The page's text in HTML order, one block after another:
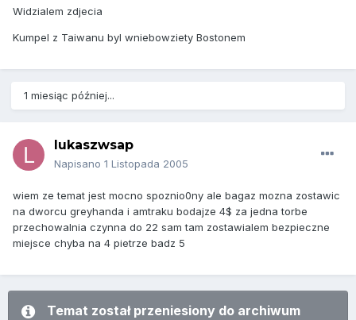
Widzialem zdjecia
Kumpel z Taiwanu byl wniebowziety Bostonem
1 miesiąc później...
lukaszwsap
Napisano 1 Listopada 2005
wiem ze temat jest mocno spoznio0ny ale bagaz mozna zostawic
na dworcu greyhanda i amtraku bodajze 4$ za jedna torbe
przechowalnia czynna do 22 sam tam zostawialem bezpieczne
miejsce chyba na 4 pietrze badz 5
Temat został przeniesiony do archiwum